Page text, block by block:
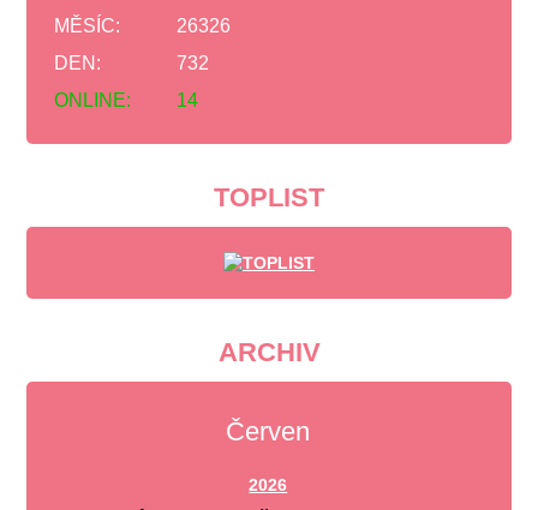
ONLINE: 14
MĚSÍC:
26326
DEN:
732
TOPLIST
ARCHIV
Červen
2026